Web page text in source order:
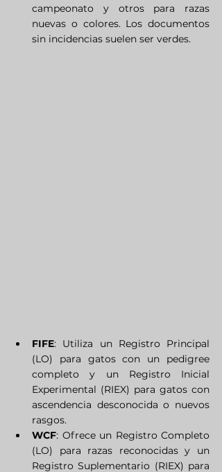
campeonato y otros para razas
nuevas o colores. Los documentos
sin incidencias suelen ser verdes.
FIFE: Utiliza un Registro Principal
(LO) para gatos con un pedigree
completo y un Registro Inicial
Experimental (RIEX) para gatos con
ascendencia desconocida o nuevos
rasgos.
WCF: Ofrece un Registro Completo
(LO) para razas reconocidas y un
Registro Suplementario (RIEX) para